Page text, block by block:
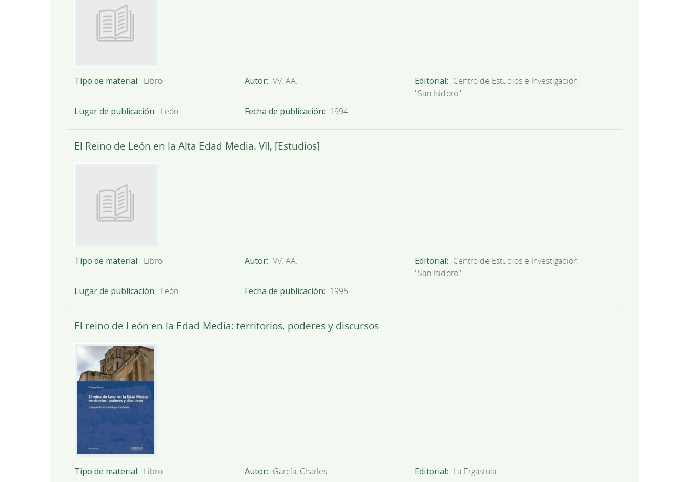
Tipo de material Libro Autor VV. AA. Editorial
Centro de Estudios e Investigación
''San Isidoro''
Lugar de publicación
León Fecha de publicación 1994
El Reino de León en la Alta Edad Media. VII, [Estudios]
Tipo de material Libro Autor VV. AA. Editorial
Centro de Estudios e Investigación
''San Isidoro''
Lugar de publicación
León Fecha de publicación 1995
El reino de León en la Edad Media: territorios, poderes y discursos
Tipo de material Libro Autor García, Charles Editorial
La Ergástula